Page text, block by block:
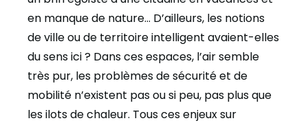
en manque de nature… D’ailleurs, les notions
de ville ou de territoire intelligent avaient-elles
du sens ici ? Dans ces espaces, l’air semble
très pur, les problèmes de sécurité et de
mobilité n’existent pas ou si peu, pas plus que
les ilots de chaleur. Tous ces enjeux sur